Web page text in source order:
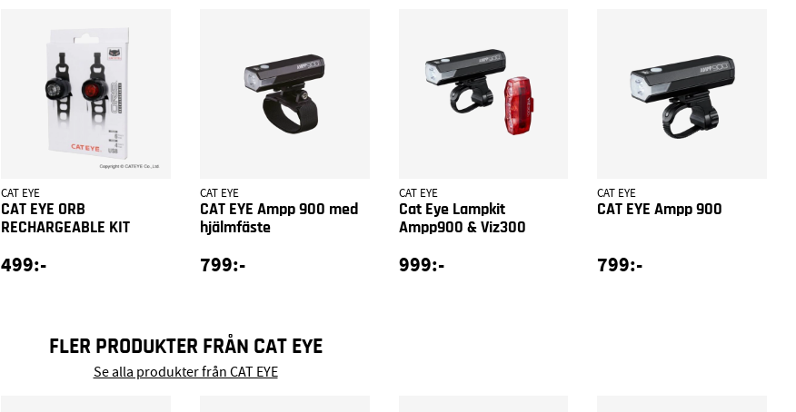
CAT EYE
CAT EYE ORB
RECHARGEABLE KIT
499:-
CAT EYE
CAT EYE Ampp 900 med
hjälmfäste
799:-
CAT EYE
Cat Eye Lampkit
Ampp900 & Viz300
999:-
CAT EYE
CAT EYE Ampp 900
799:-
FLER PRODUKTER FRÅN CAT EYE
Se alla produkter från CAT EYE